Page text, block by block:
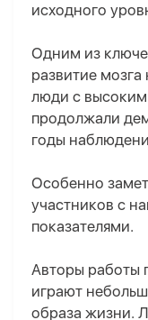
исходного
Одним из
развитие
люди с
продолжали
годы
Особенно
участников с
показателями.
Авторы работы
играют
образа жизни.